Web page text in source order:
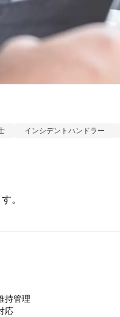
インシデントハンドラー
。
持管理
応